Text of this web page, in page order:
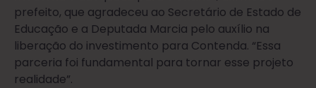
prefeito, que agradeceu ao Secretário de Estado de
Educação e a Deputada Marcia pelo auxílio na
liberação do investimento para Contenda. “Essa
parceria foi fundamental para tornar esse projeto
realidade”.